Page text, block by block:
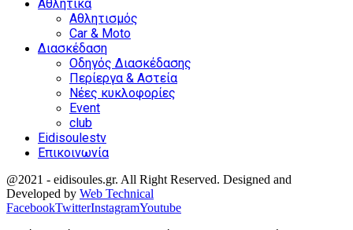
Αθλητικά
Αθλητισμός
Car & Moto
Διασκέδαση
Οδηγός Διασκέδασης
Περίεργα & Αστεία
Νέες κυκλοφορίες
Event
club
Eidisoulestv
Επικοινωνία
@2021 - eidisoules.gr. All Right Reserved. Designed and
Developed by Web Technical
FacebookTwitterInstagramYoutube